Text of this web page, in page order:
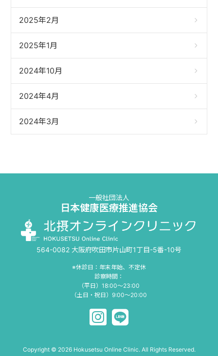
2025年2月
2025年1月
2024年10月
2024年4月
2024年3月
一般社団法人
日本健康医療推進協会
564-0082 大阪府吹田市片山町1丁目-5番-10号
※休診日：年末年始、不定休
診察時間：
（平日）18:00〜23:00
（土日・祝日）9:00〜20:00
Copyright © 2026 Hokusetsu Online Clinic. All Rights Reserved.